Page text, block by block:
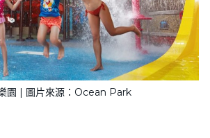
園 | 圖片來源：Ocean Park